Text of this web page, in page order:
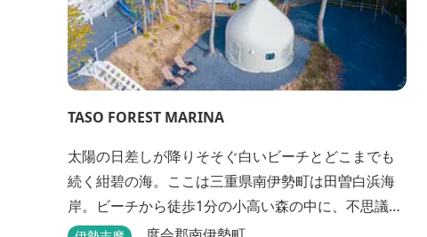
TASO FOREST MARINA
太陽の日差しが降りそそぐ白いビーチとどこまでも
続く紺碧の海。ここは三重県南伊勢町は田曽白浜海
岸。ビーチから徒歩1分の小高い森の中に、不思議な
波止場があります。やさしい木陰に停泊するのは3艇